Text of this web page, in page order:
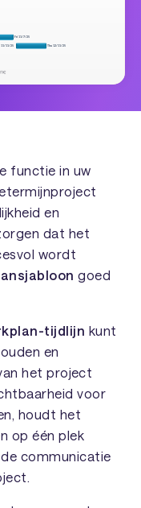
functie in uw
en
dat het
wordt
goed
tijdlijn kunt
en
het project
voor
houdt het
op één plek
communicatie